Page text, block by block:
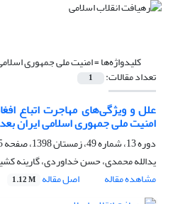
کلیدواژه‌ها =امنیت ملی جمهوری
تعداد مقالات: 1
علل و ویژگی‌های مهاجرت اتباع
امنیت ملی جمهوری اسلامی ایران
دوره 13، شماره 49، زمستان 1398، صفحه
یدالله محمدی، حسن خداوردی، گارینه
مشاهده مقاله
اصل مقاله 1.12 M